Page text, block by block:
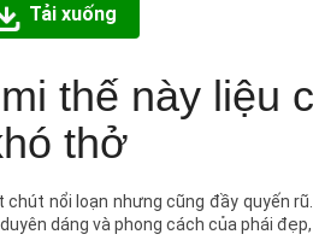
Tải xuống
thế này liệu
thở
nổi loạn nhưng cũng đầy quyến
dáng và phong cách của phái